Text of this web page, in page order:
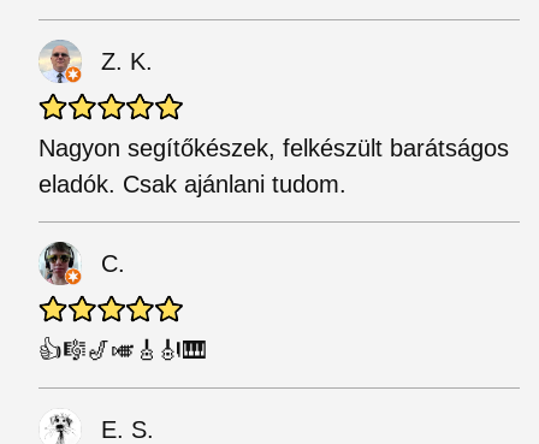
Z. K.
Nagyon segítőkészek, felkészült barátságos
eladók. Csak ajánlani tudom.
C.
👍🎼🎷🎺🎸🎻🎹
E. S.